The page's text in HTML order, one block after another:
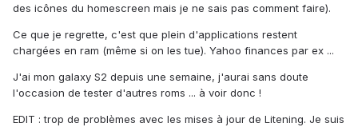
des icônes du homescreen mais je ne sais pas comment faire).
Ce que je regrette, c'est que plein d'applications restent
chargées en ram (même si on les tue). Yahoo finances par ex ...
J'ai mon galaxy S2 depuis une semaine, j'aurai sans doute
l'occasion de tester d'autres roms ... à voir donc !
EDIT : trop de problèmes avec les mises à jour de Litening. Je suis